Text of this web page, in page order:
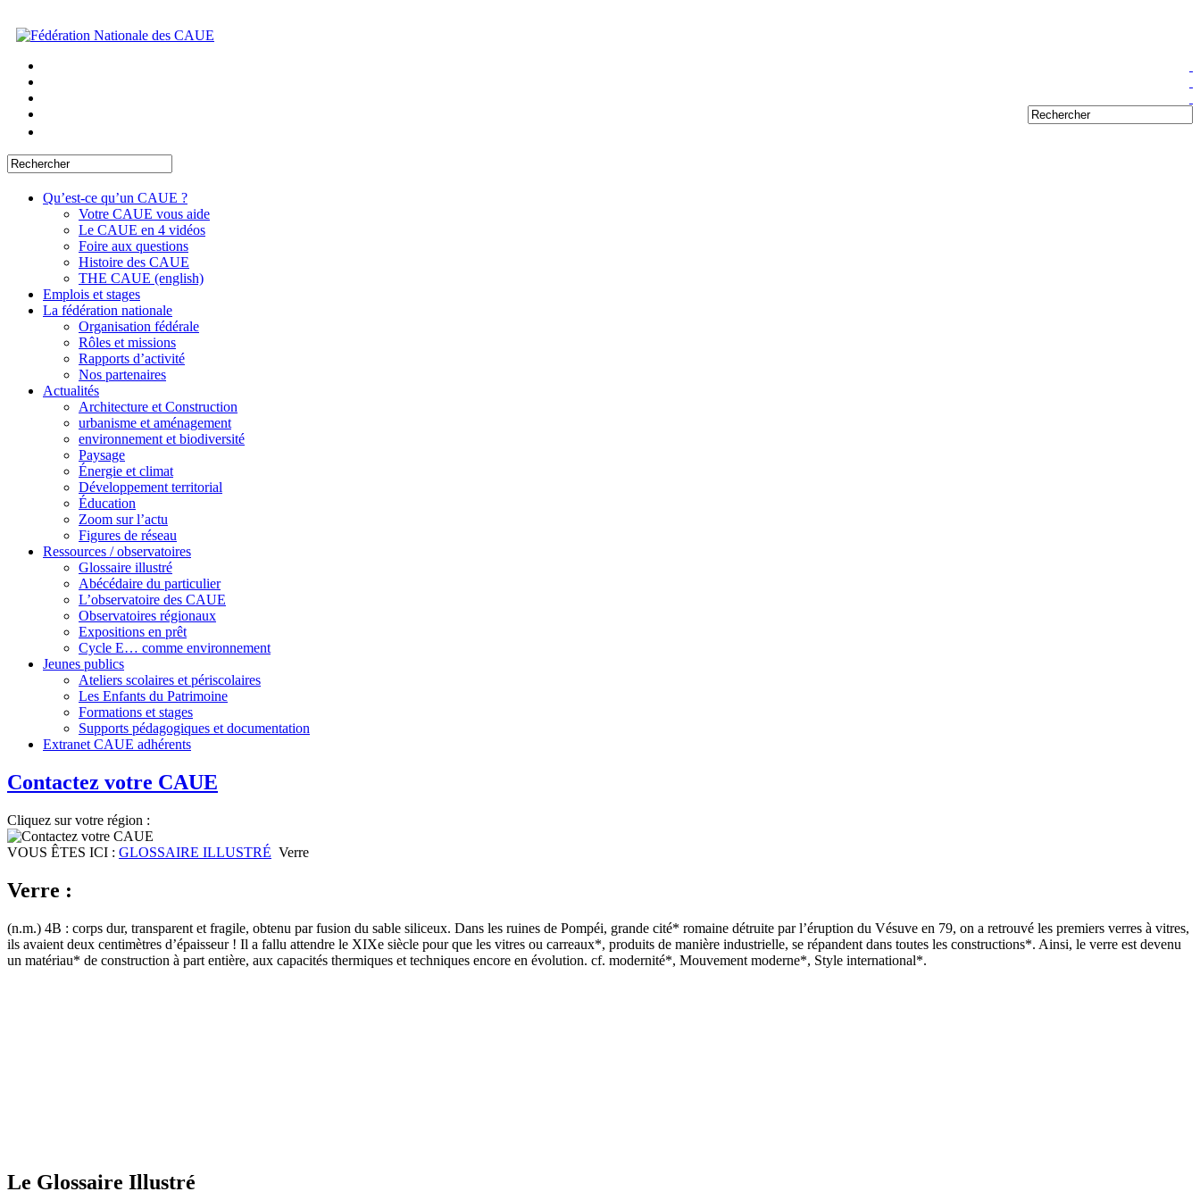
Qu’est-ce qu’un CAUE ?
Votre CAUE vous aide
Le CAUE en 4 vidéos
Foire aux questions
Histoire des CAUE
THE CAUE (english)
Emplois et stages
La fédération nationale
Organisation fédérale
Rôles et missions
Rapports d’activité
Nos partenaires
Actualités
Architecture et Construction
urbanisme et aménagement
environnement et biodiversité
Paysage
Énergie et climat
Développement territorial
Éducation
Zoom sur l’actu
Figures de réseau
Ressources / observatoires
Glossaire illustré
Abécédaire du particulier
L’observatoire des CAUE
Observatoires régionaux
Expositions en prêt
Cycle E… comme environnement
Jeunes publics
Ateliers scolaires et périscolaires
Les Enfants du Patrimoine
Formations et stages
Supports pédagogiques et documentation
Extranet CAUE adhérents
Contactez votre CAUE
Cliquez sur votre région :
VOUS ÊTES ICI : GLOSSAIRE ILLUSTRÉ Verre
Verre :
(n.m.) 4B : corps dur, transparent et fragile, obtenu par fusion du sable siliceux. Dans les ruines de Pompéi, grande cité* romaine détruite par l’éruption du Vésuve en 79, on a retrouvé les premiers verres à vitres,
ils avaient deux centimètres d’épaisseur ! Il a fallu attendre le XIXe siècle pour que les vitres ou carreaux*, produits de manière industrielle, se répandent dans toutes les constructions*. Ainsi, le verre est devenu
un matériau* de construction à part entière, aux capacités thermiques et techniques encore en évolution. cf. modernité*, Mouvement moderne*, Style international*.
Le Glossaire Illustré